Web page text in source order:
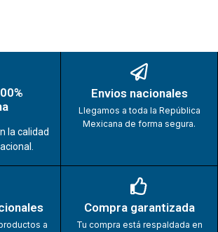
la calidad
Envios nacionales
Llegamos a toda la República
Mexicana de forma segura.
a
Compra garantizada
Tu compra está respaldada en